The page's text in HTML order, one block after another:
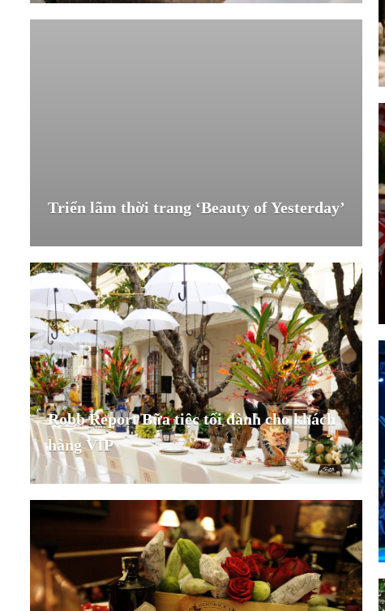
Triển lãm thời trang ‘Beauty of Yesterday’
Robb Report Bữa tiệc tối dành cho khách
hàng VIP